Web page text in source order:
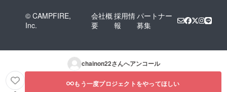
© CAMPFIRE,
Inc.
会社概
要
採用情
報
パートナー
募集
chainon22さんへアンコール
もう一度プロジェクトをやってほしい